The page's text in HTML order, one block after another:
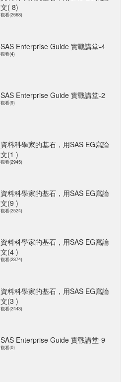
文( 8)
觀看(2668)
SAS Enterprise Guide 實戰講堂-4
觀看(4)
SAS Enterprise Guide 實戰講堂-2
觀看(9)
資料科學家的基石，用SAS EG寫論
文(1 )
觀看(2945)
資料科學家的基石，用SAS EG寫論
文(9 )
觀看(2524)
資料科學家的基石，用SAS EG寫論
文(4 )
觀看(2374)
資料科學家的基石，用SAS EG寫論
文(3 )
觀看(2443)
SAS Enterprise Guide 實戰講堂-9
觀看(0)